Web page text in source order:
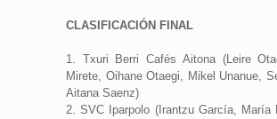
CLASIFICACIÓN FINAL
1. Txuri Berri Cafés Aitona (Leire
Mirete, Oihane Otaegi, Mikel Unanue,
Aitana Saenz)
2. SVC Iparpolo (Irantzu García, María